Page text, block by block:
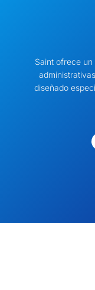
Saint ofrece
diseñado